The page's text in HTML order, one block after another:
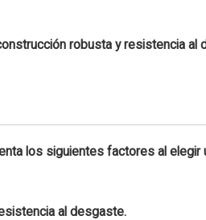
robusta y resistencia al
los siguientes factores al elegir
al desgaste.